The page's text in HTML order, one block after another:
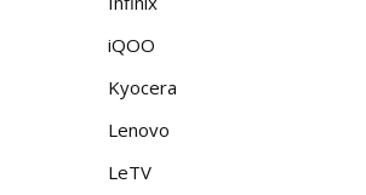
iQOO
Kyocera
Lenovo
LeTV